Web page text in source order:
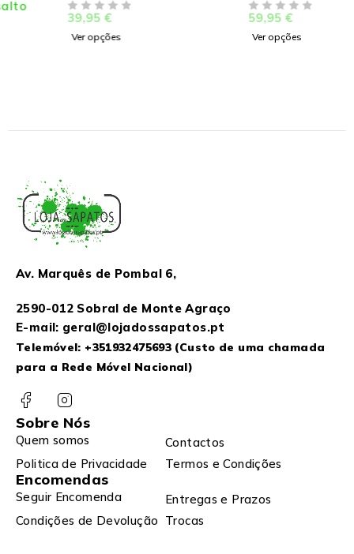
Av. Marquês de Pombal 6,
2590-012 Sobral de Monte Agraço
E-mail: geral@lojadossapatos.pt
Telemóvel: +351932475693 (Custo de uma chamada
para a Rede Móvel Nacional)
Sobre Nós
Quem somos
Contactos
Politica de Privacidade
Termos e Condições
Encomendas
Seguir Encomenda
Entregas e Prazos
Condições de Devolução Trocas